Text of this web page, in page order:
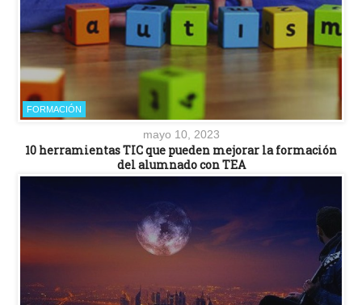
FORMACIÓN
mayo 10, 2023
10 herramientas TIC que pueden mejorar la formación
del alumnado con TEA